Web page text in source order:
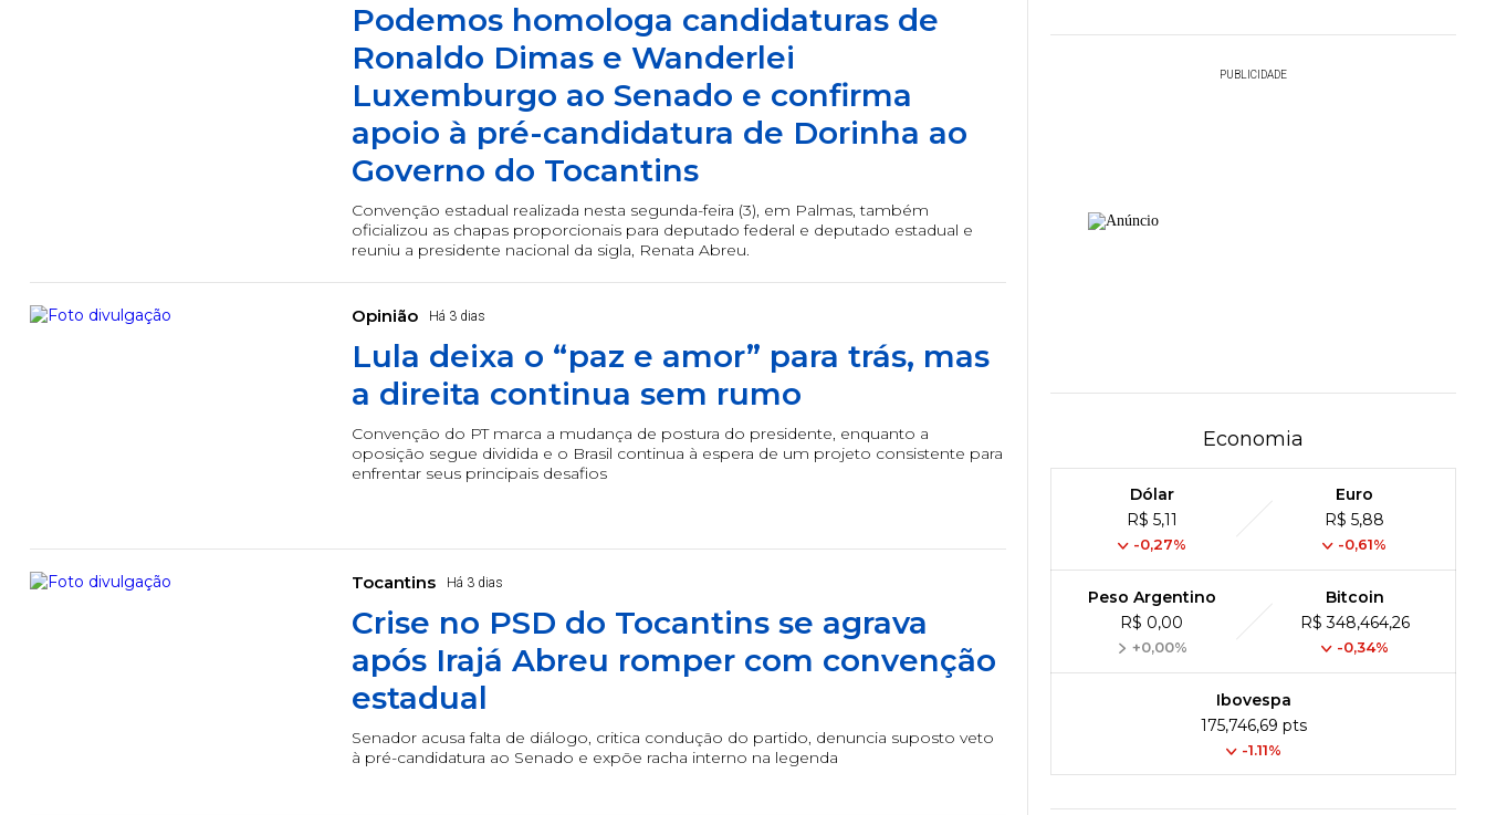
Podemos homologa candidaturas de
Ronaldo Dimas e Wanderlei
Luxemburgo ao Senado e confirma
apoio à pré-candidatura de Dorinha ao
Governo do Tocantins
Convenção estadual realizada nesta segunda-feira (3), em Palmas, também
oficializou as chapas proporcionais para deputado federal e deputado estadual e
reuniu a presidente nacional da sigla, Renata Abreu.
Opinião Há 3 dias
Lula deixa o “paz e amor” para trás, mas
a direita continua sem rumo
Convenção do PT marca a mudança de postura do presidente, enquanto a
oposição segue dividida e o Brasil continua à espera de um projeto consistente para
enfrentar seus principais desafios
Tocantins Há 3 dias
Crise no PSD do Tocantins se agrava
após Irajá Abreu romper com convenção
estadual
Senador acusa falta de diálogo, critica condução do partido, denuncia suposto veto
à pré-candidatura ao Senado e expõe racha interno na legenda
PUBLICIDADE
Economia
Dólar
R$ 5,11
-0,27%
Euro
R$ 5,88
-0,61%
Peso Argentino
R$ 0,00
+0,00%
Bitcoin
R$ 348,464,26
-0,34%
Ibovespa
175,746,69 pts
-1.11%